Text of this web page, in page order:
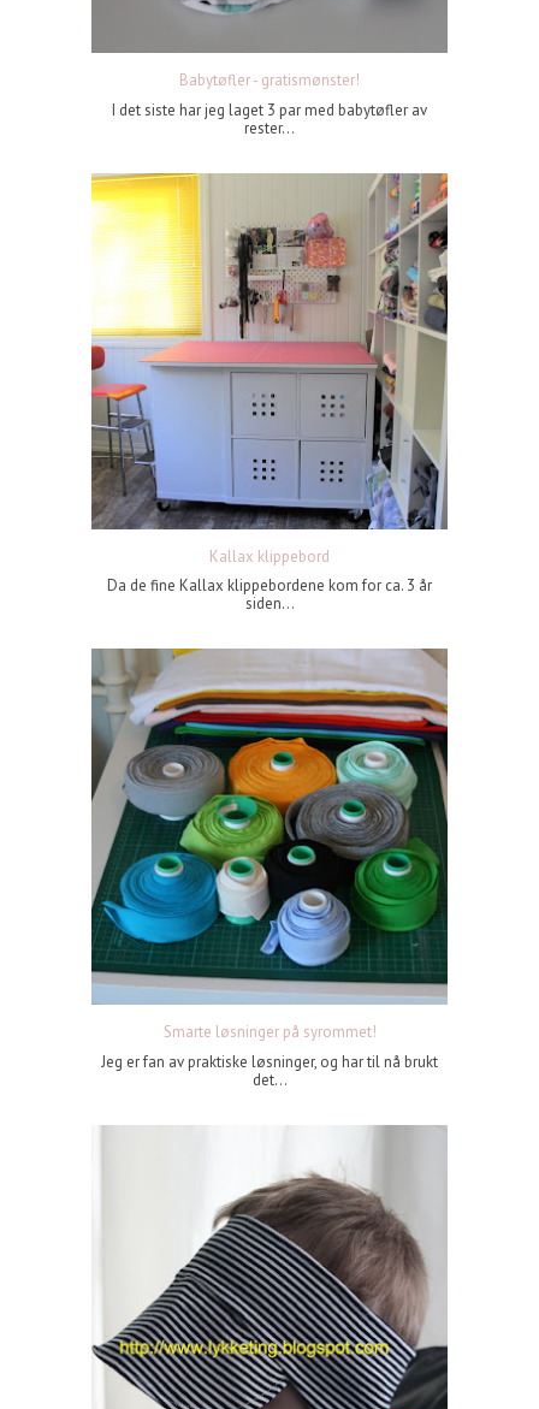
Babytøfler - gratismønster!
I det siste har jeg laget 3 par med babytøfler av
rester...
Kallax klippebord
Da de fine Kallax klippebordene kom for ca. 3 år
siden...
Smarte løsninger på syrommet!
Jeg er fan av praktiske løsninger, og har til nå brukt
det...